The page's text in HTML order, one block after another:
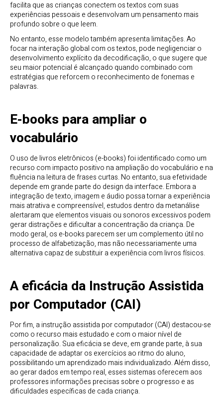
facilita que as crianças conectem os textos com suas
experiências pessoais e desenvolvam um pensamento mais
profundo sobre o que leem.
No entanto, esse modelo também apresenta limitações. Ao
focar na interação global com os textos, pode negligenciar o
desenvolvimento explícito da decodificação, o que sugere que
seu maior potencial é alcançado quando combinado com
estratégias que reforcem o reconhecimento de fonemas e
palavras.
E-books para ampliar o
vocabulário
O uso de livros eletrônicos (e-books) foi identificado como um
recurso com impacto positivo na ampliação do vocabulário e na
fluência na leitura de frases curtas. No entanto, sua efetividade
depende em grande parte do design da interface. Embora a
integração de texto, imagem e áudio possa tornar a experiência
mais atrativa e compreensível, estudos dentro da metanálise
alertaram que elementos visuais ou sonoros excessivos podem
gerar distrações e dificultar a concentração da criança. De
modo geral, os e-books parecem ser um complemento útil no
processo de alfabetização, mas não necessariamente uma
alternativa capaz de substituir a experiência com livros físicos.
A eficácia da Instrução Assistida
por Computador (CAI)
Por fim, a instrução assistida por computador (CAI) destacou-se
como o recurso mais estudado e com o maior nível de
personalização. Sua eficácia se deve, em grande parte, à sua
capacidade de adaptar os exercícios ao ritmo do aluno,
possibilitando um aprendizado mais individualizado. Além disso,
ao gerar dados em tempo real, esses sistemas oferecem aos
professores informações precisas sobre o progresso e as
dificuldades específicas de cada criança.